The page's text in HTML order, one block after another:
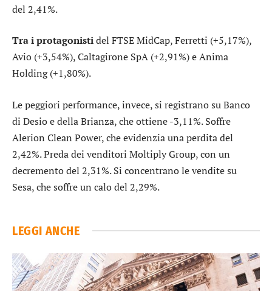
del 2,41%.
Tra i protagonistidel FTSE MidCap,Ferretti (+5,17%),
Avio (+3,54%),Caltagirone SpA (+2,91%) eAnima
Holding(+1,80%).
Le peggiori performance, invece, si registrano suBanco
di Desio e della Brianza, che ottiene -3,11%. Soffre
Alerion Clean Power, che evidenzia una perdita del
2,42%. Preda dei venditori Moltiply Group, con un
decremento del 2,31%. Si concentrano le vendite su
Sesa, che soffre un calo del 2,29%.
LEGGI ANCHE